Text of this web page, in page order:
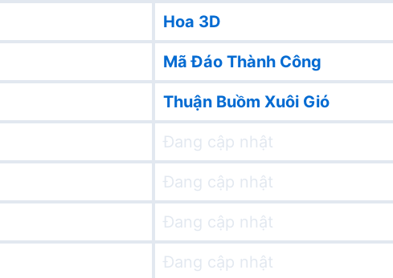
Hoa 3D
Mã Đáo Thành Công
Thuận Buồm Xuôi Gió
Đang cập nhật
Đang cập nhật
Đang cập nhật
Đang cập nhật